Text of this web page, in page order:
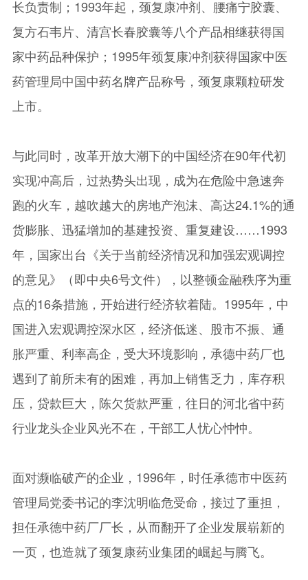
长负责制；1993年起，颈复康冲剂、腰痛宁胶囊、
复方石韦片、清宫长春胶囊等八个产品相继获得国
家中药品种保护；1995年颈复康冲剂获得国家中医
药管理局中国中药名牌产品称号，颈复康颗粒研发
上市。
与此同时，改革开放大潮下的中国经济在90年代初
实现冲高后，过热势头出现，成为在危险中急速奔
跑的火车，越吹越大的房地产泡沫、高达24.1%的通
货膨胀、迅猛增加的基建投资、重复建设……1993
年，国家出台《关于当前经济情况和加强宏观调控
的意见》（即中央6号文件），以整顿金融秩序为重
点的16条措施，开始进行经济软着陆。1995年，中
国进入宏观调控深水区，经济低迷、股市不振、通
胀严重、利率高企，受大环境影响，承德中药厂也
遇到了前所未有的困难，再加上销售乏力，库存积
压，贷款巨大，陈欠货款严重，往日的河北省中药
行业龙头企业风光不在，干部工人忧心忡忡。
面对濒临破产的企业，1996年，时任承德市中医药
管理局党委书记的李沈明临危受命，接过了重担，
担任承德中药厂厂长，从而翻开了企业发展崭新的
一页，也造就了颈复康药业集团的崛起与腾飞。